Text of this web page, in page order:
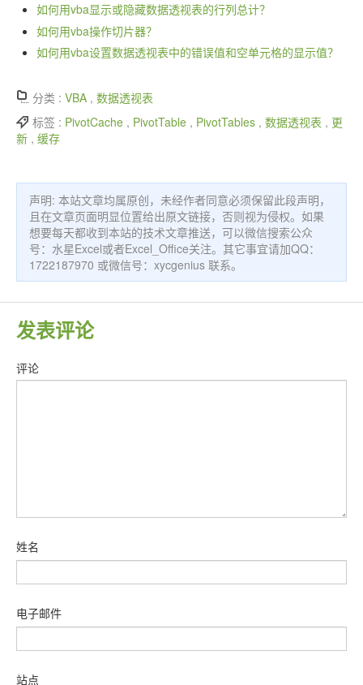
如何用vba显示或隐藏数据透视表的行列总计？
如何用vba操作切片器？
如何用vba设置数据透视表中的错误值和空单元格的显示值？
分类 : VBA , 数据透视表
标签 : PivotCache , PivotTable , PivotTables , 数据透视表 , 更
新 , 缓存
声明: 本站文章均属原创，未经作者同意必须保留此段声明，
且在文章页面明显位置给出原文链接，否则视为侵权。如果
想要每天都收到本站的技术文章推送，可以微信搜索公众
号：水星Excel或者Excel_Office关注。其它事宜请加QQ：
1722187970 或微信号：xycgenius 联系。
发表评论
评论
姓名
电子邮件
站点